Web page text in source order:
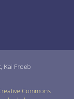
Kai Froeb
Commons .